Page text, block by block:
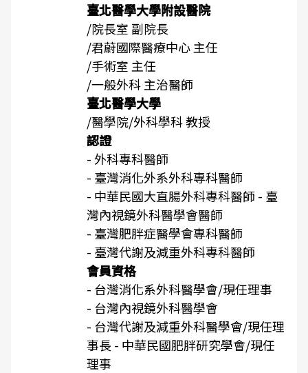
臺北醫學大學附設醫院
/院長室 副院長
/君蔚國際醫療中心 主任
/手術室 主任
/一般外科 主治醫師
臺北醫學大學
/醫學院/外科學科 教授
認證
- 外科專科醫師
- 臺灣消化外系外科專科醫師
- 中華民國大直腸外科專科醫師 - 臺
灣內視鏡外科醫學會醫師
- 臺灣肥胖症醫學會專科醫師
- 臺灣代謝及減重外科專科醫師
會員資格
- 台灣消化系外科醫學會/現任理事
- 台灣內視鏡外科醫學會
- 台灣代謝及減重外科醫學會/現任理
事長 - 中華民國肥胖研究學會/現任
理事